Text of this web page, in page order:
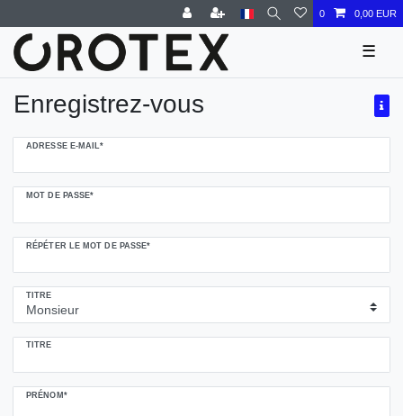
0 0,00 EUR
☰
Enregistrez-vous
ADRESSE E-MAIL*
MOT DE PASSE*
RÉPÉTER LE MOT DE PASSE*
TITRE
TITRE
PRÉNOM*